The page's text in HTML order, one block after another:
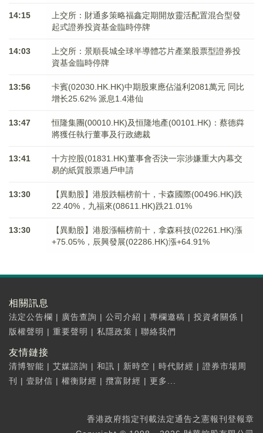
14:15
上交所：財通多策略福鑫定期開放靈活配置混合型發
起式證券投資基金臨時停牌
14:03
上交所：景順長城全球半導體芯片產業股票型證券投
資基金臨時停牌
13:56
卡賓(02030.HK.HK)中期股東應佔溢利2081萬元 同比
增长25.62% 派息1.4港仙
13:47
恒隆集團(00010.HK)及恒隆地產(00101.HK)：蔡德粦
將獲任執行董事及行政總裁
13:41
十方控股(01831.HK)董事會否決一宗涉嫌重大內幕交
易的紙質股票過戶申請
13:30
【異動股】港股跌幅榜前十，卡森國際(00496.HK)跌
22.40%，九福來(08611.HK)跌21.01%
13:30
【異動股】港股漲幅榜前十，拿森科技(02261.HK)漲
+75.05%，辰興發展(02286.HK)漲+64.91%
相關訊息
法定公告欄 | 廣告查詢 | 公司介紹 | 專欄邀稿 | 投資者關係 |
版權聲明 | 重要聲明 | 私隱政策 | 聯絡我們
友情鏈接
清博智能 | 艾媒諮詢 | 和訊 | 新時空 | 時代財經 | 證券市場周
刊
| 壹財信 | 權衡財經 | 攬富財經 | 更多...
香港政府指定刊載法定通告之憲報刊登報章